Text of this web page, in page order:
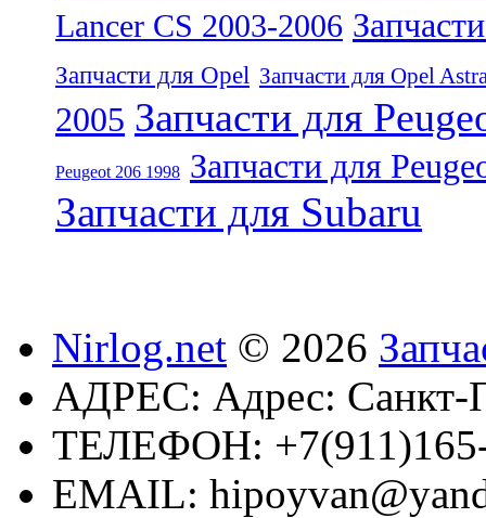
Lancer CS 2003-2006
Запчасти для Opel Запчасти для Opel
2005 Запчасти для
Peugeot 206 1998 Запчасти для
Запчасти для Subaru
Nirlog.net © 2026
АДРЕС: Адрес: Санкт-
ТЕЛЕФОН:
EMAIL: